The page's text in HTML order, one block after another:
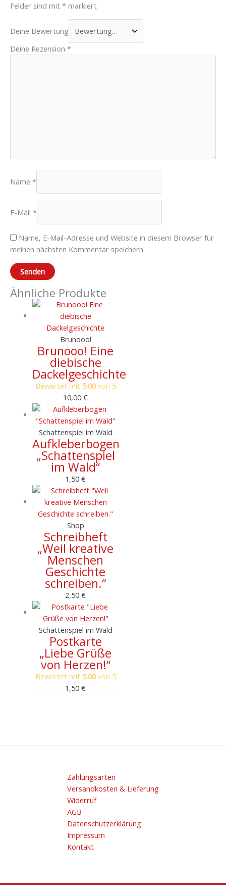
Felder sind mit * markiert
Deine Bewertung
Deine Rezension *
Name *
E-Mail *
Name, E-Mail-Adresse und Website in diesem Browser für
meinen nächsten Kommentar speichern.
Ähnliche Produkte
Brunooo!
Brunooo! Eine
diebische
Dackelgeschichte
Bewertet mit 5.00von 5
10,00€
Schattenspiel im Wald
Aufkleberbogen
„Schattenspiel
im Wald“
1,50€
Shop
Schreibheft
„Weil kreative
Menschen
Geschichte
schreiben.“
2,50€
Schattenspiel im Wald
Postkarte
„Liebe Grüße
von Herzen!“
Bewertet mit 5.00von 5
1,50€
Zahlungsarten
Versandkosten & Lieferung
Widerruf
AGB
Datenschutzerklärung
Impressum
Kontakt